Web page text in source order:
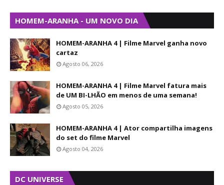
HOMEM-ARANHA - UM NOVO DIA
HOMEM-ARANHA 4 | Filme Marvel ganha novo
cartaz
Agosto 06, 2026
HOMEM-ARANHA 4 | Filme Marvel fatura mais
de UM BI-LHÃO em menos de uma semana!
Agosto 05, 2026
HOMEM-ARANHA 4 | Ator compartilha imagens
do set do filme Marvel
Agosto 04, 2026
DC UNIVERSE